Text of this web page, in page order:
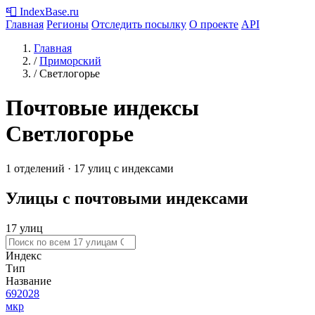
📮 IndexBase.ru
Главная Регионы Отследить посылку О проекте API
Главная
/ Приморский
/ Светлогорье
Почтовые индексы
Светлогорье
1 отделений · 17 улиц с индексами
Улицы с почтовыми индексами
17 улиц
Индекс
Тип
Название
692028
мкр